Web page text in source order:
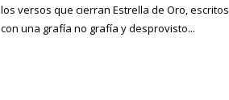
los versos que cierran Estrella de Oro, escritos
con una grafía no grafía y desprovisto...